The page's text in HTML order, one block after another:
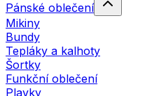
Pánské oblečení
Mikiny
Bundy
Tepláky a kalhoty
Šortky
Funkční oblečení
Plavky